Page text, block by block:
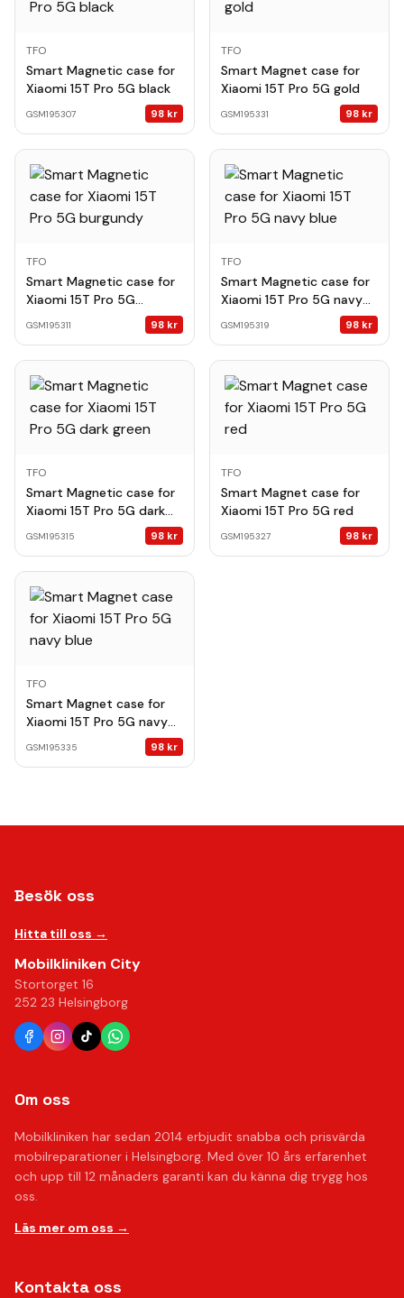
TFO
Smart Magnetic case for
Xiaomi 15T Pro 5G black
GSM195307 98 kr
TFO
Smart Magnet case for
Xiaomi 15T Pro 5G gold
GSM195331 98 kr
TFO
Smart Magnetic case for
Xiaomi 15T Pro 5G
GSM195311 98 kr
TFO
Smart Magnetic case for
Xiaomi 15T Pro 5G navy
GSM195319 98 kr
TFO
Smart Magnetic case for
Xiaomi 15T Pro 5G dark
GSM195315 98 kr
TFO
Smart Magnet case for
Xiaomi 15T Pro 5G red
GSM195327 98 kr
TFO
Smart Magnet case for
Xiaomi 15T Pro 5G navy
GSM195335 98 kr
Besök oss
Hitta till oss →
Mobilkliniken City
Stortorget 16
252 23 Helsingborg
Om oss
Mobilkliniken har sedan 2014 erbjudit snabba och prisvärda
mobilreparationer i Helsingborg. Med över 10 års erfarenhet
och upp till 12 månaders garanti kan du känna dig trygg hos
oss.
Läs mer om oss →
Kontakta oss